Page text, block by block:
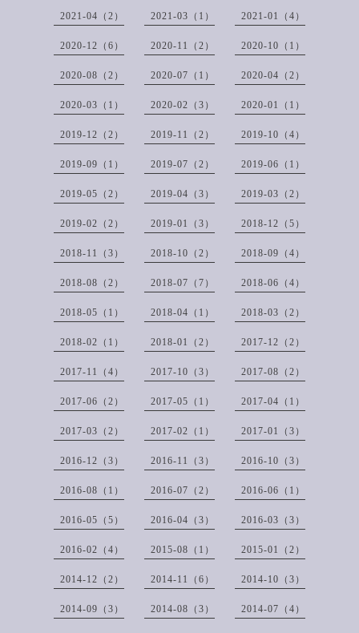
2021-04（2） 2021-03（1） 2021-01（4）
2020-12（6） 2020-11（2） 2020-10（1）
2020-08（2） 2020-07（1） 2020-04（2）
2020-03（1） 2020-02（3） 2020-01（1）
2019-12（2） 2019-11（2） 2019-10（4）
2019-09（1） 2019-07（2） 2019-06（1）
2019-05（2） 2019-04（3） 2019-03（2）
2019-02（2） 2019-01（3） 2018-12（5）
2018-11（3） 2018-10（2） 2018-09（4）
2018-08（2） 2018-07（7） 2018-06（4）
2018-05（1） 2018-04（1） 2018-03（2）
2018-02（1） 2018-01（2） 2017-12（2）
2017-11（4） 2017-10（3） 2017-08（2）
2017-06（2） 2017-05（1） 2017-04（1）
2017-03（2） 2017-02（1） 2017-01（3）
2016-12（3） 2016-11（3） 2016-10（3）
2016-08（1） 2016-07（2） 2016-06（1）
2016-05（5） 2016-04（3） 2016-03（3）
2016-02（4） 2015-08（1） 2015-01（2）
2014-12（2） 2014-11（6） 2014-10（3）
2014-09（3） 2014-08（3） 2014-07（4）